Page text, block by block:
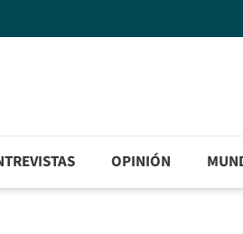
OPINIÓN